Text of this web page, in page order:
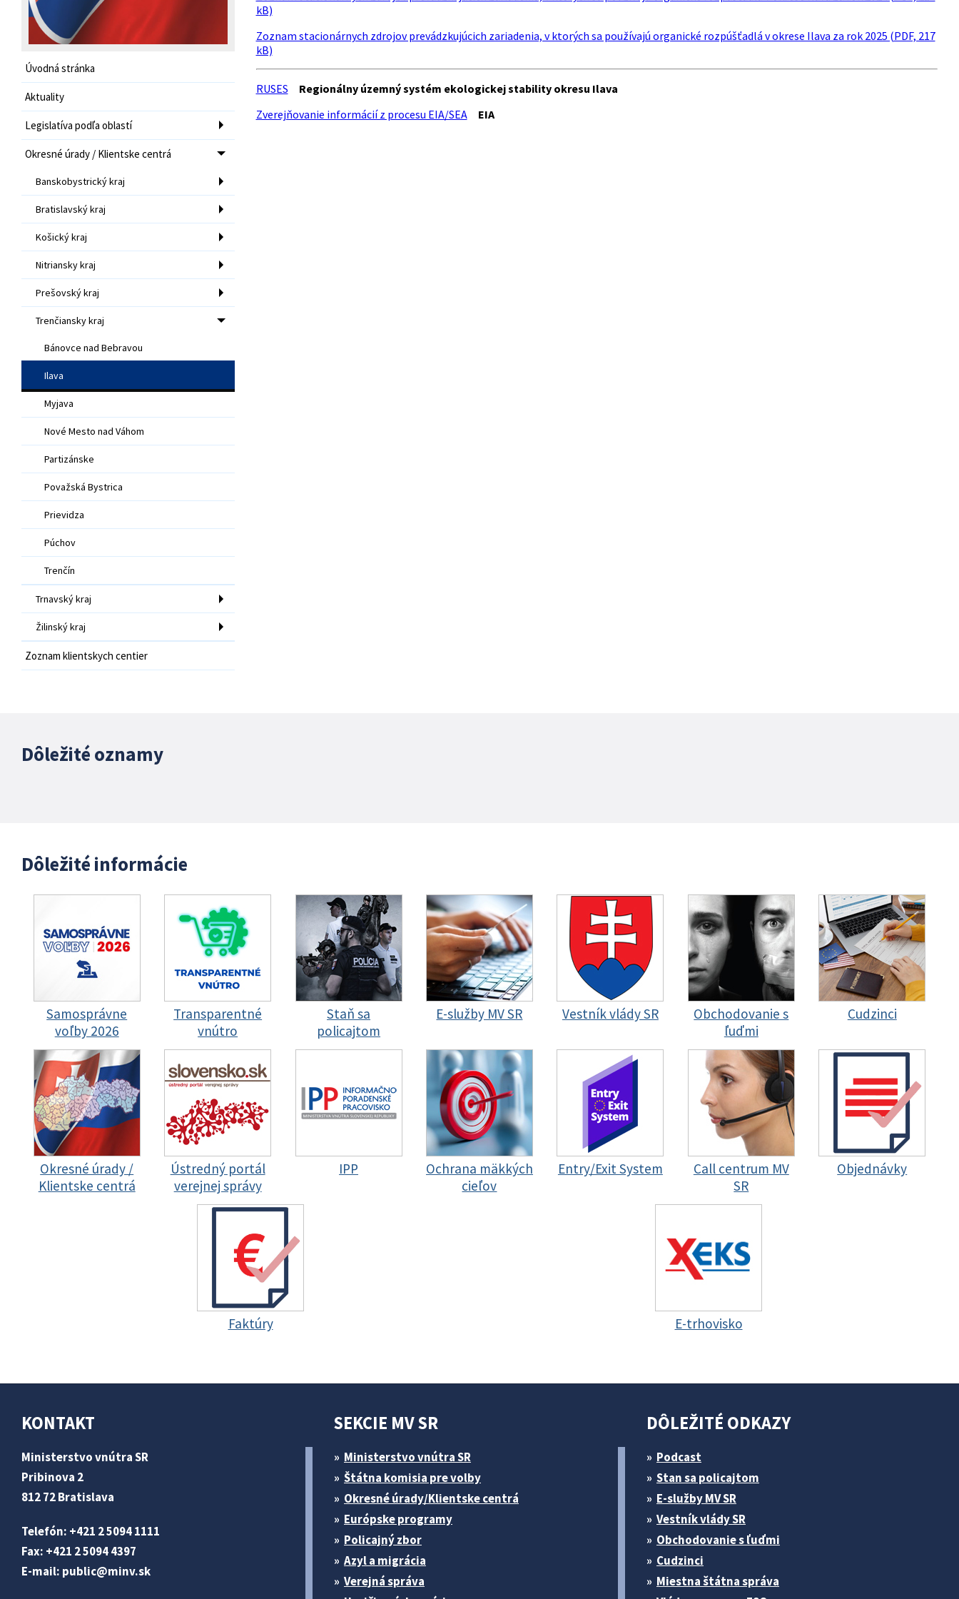
Úvodná stránka
Aktuality
Legislatíva podľa oblastí
Okresné úrady / Klientske centrá
Banskobystrický kraj
Bratislavský kraj
Košický kraj
Nitriansky kraj
Prešovský kraj
Trenčiansky kraj
Bánovce nad Bebravou
Ilava
Myjava
Nové Mesto nad Váhom
Partizánske
Považská Bystrica
Prievidza
Púchov
Trenčín
Trnavský kraj
Žilinský kraj
Zoznam klientskych centier
kB)
Zoznam stacionárnych zdrojov prevádzkujúcich zariadenia, v ktorých sa používajú organické rozpúšťadlá v okrese Ilava za rok 2025 (PDF, 217
kB)
RUSES
Regionálny územný systém ekologickej stability okresu Ilava
Zverejňovanie informácií z procesu EIA/SEA
EIA
Dôležité oznamy
Dôležité informácie
Samosprávne
voľby 2026
Transparentné
vnútro
Staň sa
policajtom
E-služby MV SR Vestník vlády SR
Obchodovanie s
ľuďmi
Cudzinci
Okresné úrady /
Klientske centrá
Ústredný portál
verejnej správy
IPP
Ochrana mäkkých
cieľov
Entry/Exit System
Call centrum MV
SR
Objednávky
Faktúry E-trhovisko
KONTAKT
Ministerstvo vnútra SR
Pribinova 2
812 72 Bratislava
Telefón: +421 2 5094 1111
Fax: +421 2 5094 4397
E-mail: public@minv.sk
SEKCIE MV SR
Ministerstvo vnútra SR
Štátna komisia pre volby
Okresné úrady/Klientske centrá
Európske programy
Policajný zbor
Azyl a migrácia
Verejná správa
DÔLEŽITÉ ODKAZY
Podcast
Stan sa policajtom
E-služby MV SR
Vestník vlády SR
Obchodovanie s ľuďmi
Cudzinci
Miestna štátna správa